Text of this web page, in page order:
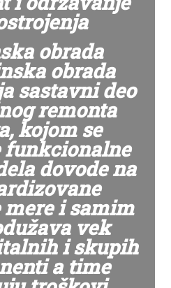
obrada
obrada
sastavni deo
remonta
kojom se
funkcionalne
dovode na
i samim
vek
i skupih
a time